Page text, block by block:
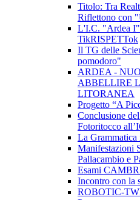
Titolo: Tra
Riflettono con
L'I.C. "Ardea I"
TikRISPETTok
Il TG delle
pomodoro"
ARDEA -
ABBELLIRE
LITORANEA
Progetto “A
Conclusione
Fotoritocco
La Grammatica
Manifestazioni
Pallacambio e
Esami
Incontro con la
ROBOTIC-